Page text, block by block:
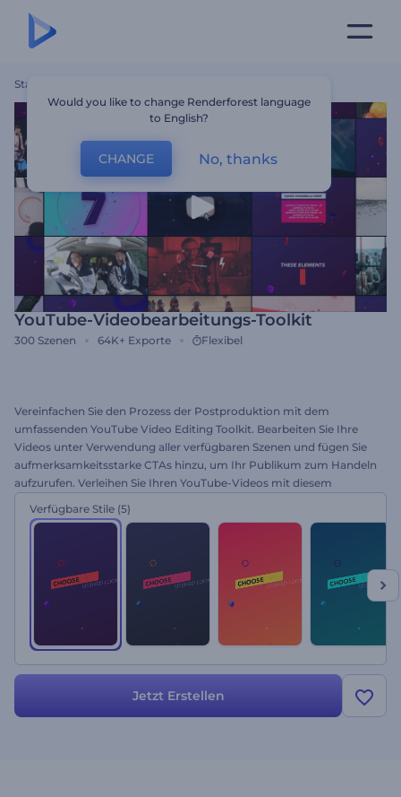
Startseite
YouTube-Videobearbeitungs-Toolkit
300 Szenen 64K+ Exporte Flexibel
Vereinfachen Sie den Prozess der Postproduktion mit dem
umfassenden YouTube Video Editing Toolkit. Bearbeiten Sie Ihre
Videos unter Verwendung aller verfügbaren Szenen und fügen Sie
aufmerksamkeitsstarke CTAs hinzu, um Ihr Publikum zum Handeln
aufzurufen. Verleihen Sie Ihren YouTube-Videos mit diesem
Sie es heute aus!
Verfügbare Stile (5)
Jetzt Erstellen
Would you like to change Renderforest language
to English?
CHANGE No, thanks